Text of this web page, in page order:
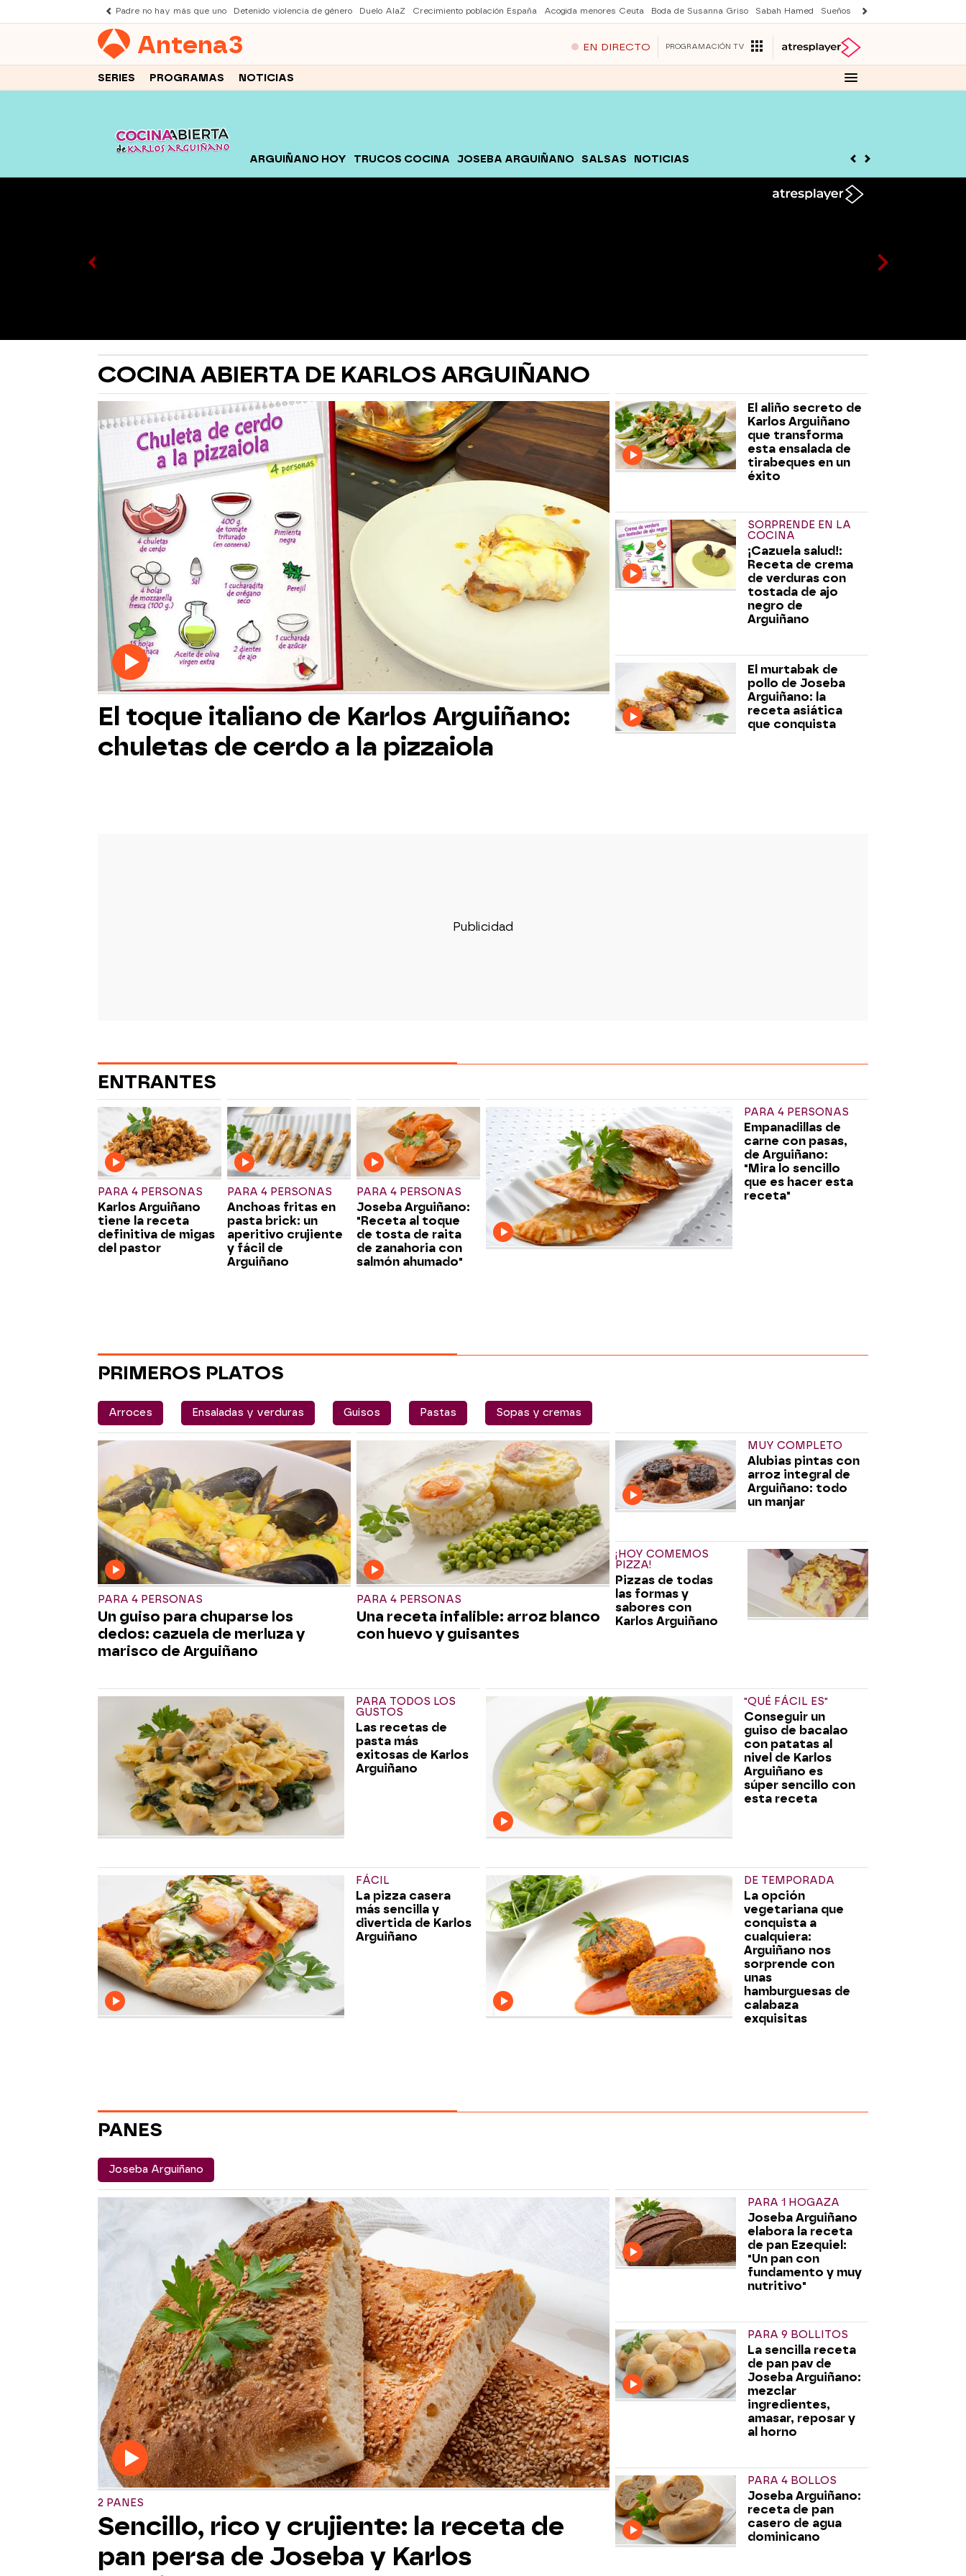
Padre no hay más que uno Detenido violencia de género Duelo AlaZ Crecimiento población España Acogida menores Ceuta Boda de Susanna Griso Sabah Hamed Sueños de libertad
Antena3 EN DIRECTO PROGRAMACIÓN TV
SERIES PROGRAMAS NOTICIAS
ARGUIÑANO HOY TRUCOS COCINA JOSEBA ARGUIÑANO SALSAS NOTICIAS
COCINA ABIERTA DE KARLOS ARGUIÑANO
El toque italiano de Karlos Arguiñano:
chuletas de cerdo a la pizzaiola
El aliño secreto de
Karlos Arguiñano
que transforma
esta ensalada de
tirabeques en un
éxito
SORPRENDE EN LA
COCINA
¡Cazuela salud!:
Receta de crema
de verduras con
tostada de ajo
negro de
Arguiñano
El murtabak de
pollo de Joseba
Arguiñano: la
receta asiática
que conquista
ENTRANTES
PARA 4 PERSONAS
Karlos Arguiñano
tiene la receta
definitiva de migas
del pastor
PARA 4 PERSONAS
Anchoas fritas en
pasta brick: un
aperitivo crujiente
y fácil de
Arguiñano
PARA 4 PERSONAS
Joseba Arguiñano:
"Receta al toque
de tosta de raita
de zanahoria con
salmón ahumado"
PARA 4 PERSONAS
Empanadillas de
carne con pasas,
de Arguiñano:
"Mira lo sencillo
que es hacer esta
receta"
PRIMEROS PLATOS
Arroces Ensaladas y verduras Guisos Pastas Sopas y cremas
PARA 4 PERSONAS
Un guiso para chuparse los
dedos: cazuela de merluza y
marisco de Arguiñano
PARA 4 PERSONAS
Una receta infalible: arroz blanco
con huevo y guisantes
MUY COMPLETO
Alubias pintas con
arroz integral de
Arguiñano: todo
un manjar
¡HOY COMEMOS
PIZZA!
Pizzas de todas
las formas y
sabores con
Karlos Arguiñano
PARA TODOS LOS
GUSTOS
Las recetas de
pasta más
exitosas de Karlos
Arguiñano
"QUÉ FÁCIL ES"
Conseguir un
guiso de bacalao
con patatas al
nivel de Karlos
Arguiñano es
súper sencillo con
esta receta
FÁCIL
La pizza casera
más sencilla y
divertida de Karlos
Arguiñano
DE TEMPORADA
La opción
vegetariana que
conquista a
cualquiera:
Arguiñano nos
sorprende con
unas
hamburguesas de
calabaza
exquisitas
PANES
Joseba Arguiñano
2 PANES
Sencillo, rico y crujiente: la receta de
pan persa de Joseba y Karlos
PARA 1 HOGAZA
Joseba Arguiñano
elabora la receta
de pan Ezequiel:
"Un pan con
fundamento y muy
nutritivo"
PARA 9 BOLLITOS
La sencilla receta
de pan pav de
Joseba Arguiñano:
mezclar
ingredientes,
amasar, reposar y
al horno
PARA 4 BOLLOS
Joseba Arguiñano:
receta de pan
casero de agua
dominicano